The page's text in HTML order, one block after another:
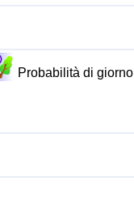
Probabilità di